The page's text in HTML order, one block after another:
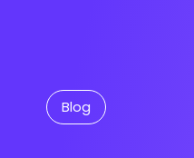
Blog